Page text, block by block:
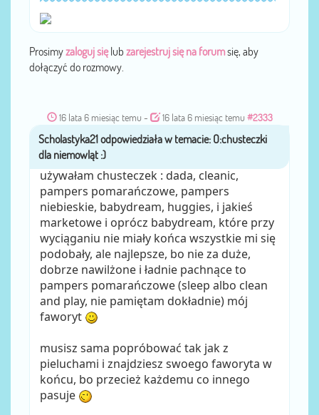
Prosimyzaloguj sięlub zarejestruj się na forumsię, aby
dołączyć do rozmowy.
16 lata 6 miesiąc temu - 16 lata 6 miesiąc temu #2333
przezScholastyka21
używałam chusteczek : dada, cleanic,
pampers pomarańczowe, pampers
niebieskie, babydream, huggies, i jakieś
marketowe i oprócz babydream, które przy
wyciąganiu nie miały końca wszystkie mi się
podobały, ale najlepsze, bo nie za duże,
dobrze nawilżone i ładnie pachnące to
pampers pomarańczowe (sleep albo clean
and play, nie pamiętam dokładnie) mój
faworyt
musisz sama popróbować tak jak z
pieluchami i znajdziesz swoego faworyta w
końcu, bo przecież każdemu co innego
pasuje